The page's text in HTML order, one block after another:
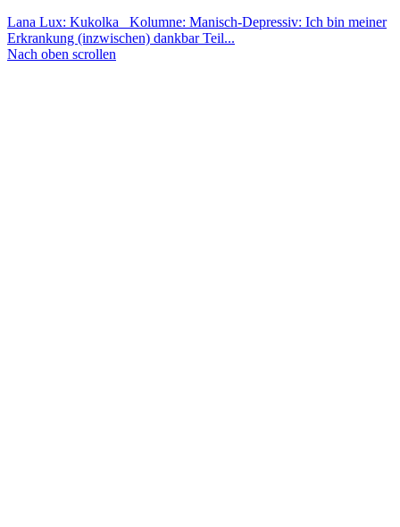
Lana Lux: Kukolka
Kolumne: Manisch-Depressiv: Ich bin meiner
Erkrankung (inzwischen) dankbar Teil...
Nach oben scrollen